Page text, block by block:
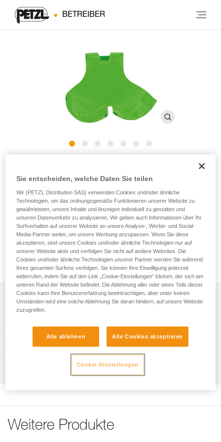
BETREIBER
Schutzsitz für die Gurte CANYON CLUB und CANYON
GUIDE
Der Schutzsitz ist für die Gurte CANYON CLUB und
CANYON GUIDE konzipiert. Er ist robust, auswechselbar
und schützt den Neoprenanzug sowie die Gurtbänder vor
Abrieb. Er ist in drei Farben erhältlich zur leichteren
Unterscheidung der Ausrüstung und der Gruppen.
Leistungsverzeichnis
Abrieb.
Extrem strapazierfähig und auswechselbar.
Erhältlich in drei Farben (Grün, Orange und Schwarz) zur
leichteren Unterscheidung der Ausrüstung und der
erhältlich sind.
Material: Thermoplastisches Polyurethan (TPU)
Verpackung : 1
Technische Informationen
Gebrauchsanleitung
Das PDF herunterladen technical-notice-protective-seat-
Häufige Fragen
See all technical content
Weitere Produkte
Sie entscheiden, welche Daten Sie teilen
Wir (PETZL Distribution SAS) verwenden Cookies und/oder ähnliche
Technologien, um das ordnungsgemäße Funktionieren unserer Website zu
gewährleisten, unsere Inhalte und Anzeigen individuell zu gestalten und
unseren Datenverkehr zu analysieren. Wir geben auch Informationen über Ihr
Surfverhalten auf unserer Website an unsere Analyse-, Werbe- und Social-
Media-Partner weiter, um unsere Werbung anzupassen. Wenn Sie diese
akzeptieren, sind unsere Cookies und/oder ähnliche Technologien nur auf
unserer Website aktiv und verfolgen Sie nicht auf andere Websites. Die
Cookies und/oder ähnliche Technologien unserer Partner werden Sie während
Ihres gesamten Surfens verfolgen. Sie können Ihre Einwilligung jederzeit
widerrufen, indem Sie auf den Link „Cookie-Einstellungen“ klicken, der sich am
unteren Rand der Website befindet. Die Ablehnung aller oder eines Teils dieser
Cookies kann Ihre Benutzererfahrung beeinträchtigen, aber unter keinen
Umständen wird eine solche Ablehnung Sie daran hindern, auf unsere Website
zuzugreifen.
Alle ablehnen Alle Cookies akzeptieren
Cookie-Einstellungen